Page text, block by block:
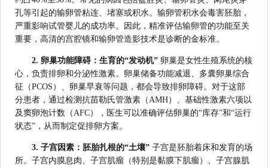
孔等引起的输卵管粘连、堵塞或积水。输卵管积水会毒害胚胎，
严重影响试管婴儿的成功率。因此，精准评估输卵管的功能至关
重要，高清的宫腔镜和输卵管造影技术是诊断的金标准。
2. 卵巢功能障碍：生育的“发动机” 卵巢是女性生殖系统的核
心，负责排卵和分泌性激素。卵巢储备功能减退、多囊卵巢综合
征（PCOS）、卵巢早衰等问题，都会导致排卵障碍。对于这部
分患者，通过检测抗苗勒氏管激素（AMH）、基础性激素六项以
及窦卵泡计数（AFC），医生可以准确评估卵巢的“库存”和“运行
状态”，从而制定促排卵方案。
3. 子宫因素：胚胎扎根的“土壤” 子宫是胚胎着床和发育的场
所。子宫内膜息肉、子宫肌瘤（特别是黏膜下肌瘤）、子宫腺肌